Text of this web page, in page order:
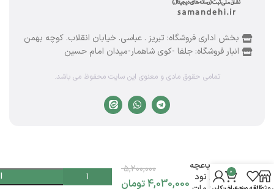
بخش اداری فروشگاه: تبریز . عباسی. خیابان انقلاب. کوچه بهمن
انبار فروشگاه: جلفا -کوی شاهمار-میدان امام حسین
تمامی حقوق مادی و معنوی این سایت محفوظ می باشد.
پاشاباغچه
مدل نود
5,200,000
4,030,000تومان
0